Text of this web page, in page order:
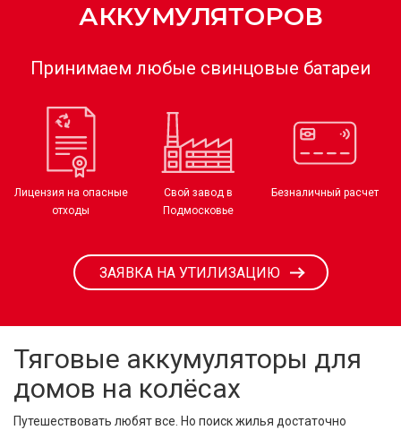
АККУМУЛЯТОРОВ
Принимаем любые свинцовые батареи
Лицензия на опасные
отходы
Свой завод в
Подмосковье
Безналичный расчет
ЗАЯВКА НА УТИЛИЗАЦИЮ
Тяговые аккумуляторы для
домов на колёсах
Путешествовать любят все. Но поиск жилья достаточно